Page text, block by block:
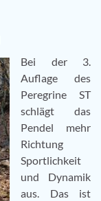
Bei der 3.
Auflage des
Peregrine ST
schlägt das
Pendel mehr
Richtung
Sportlichkeit
und Dynamik
aus. Das ist